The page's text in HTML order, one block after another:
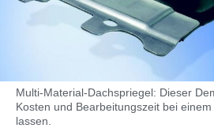
Multi-Material-Dachspriegel: Dieser
Kosten und Bearbeitungszeit bei
lassen.